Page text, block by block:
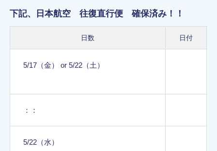
下記、日本航空 往復直行便 確保済み！！
日数 日付
5/17（金） or 5/22（土）
：：
5/22（水）